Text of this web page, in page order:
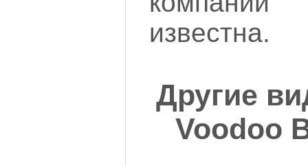
известна.
Другие
Voodoo